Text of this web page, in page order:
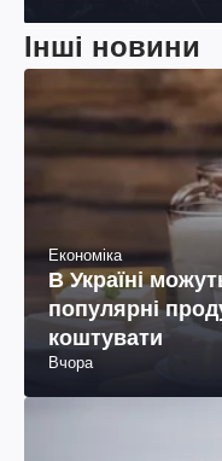
Інші новини
Економіка
В Україні
популярні
коштувати
Вчора